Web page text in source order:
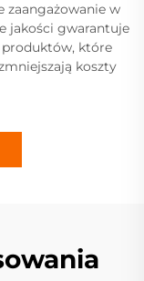
zaangażowanie w
jakości gwarantuje
które
koszty